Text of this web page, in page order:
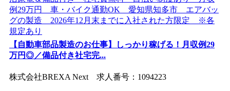
【自動車部品製造のお仕事】しっかり稼げる！月収例29
万円◎／備品付き社宅完...
株式会社BREXA Next 求人番号：1094223